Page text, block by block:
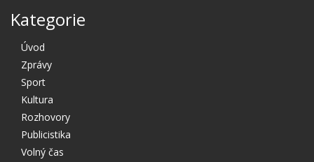
Kategorie
Úvod
Zprávy
Sport
Kultura
Rozhovory
Publicistika
Volný čas